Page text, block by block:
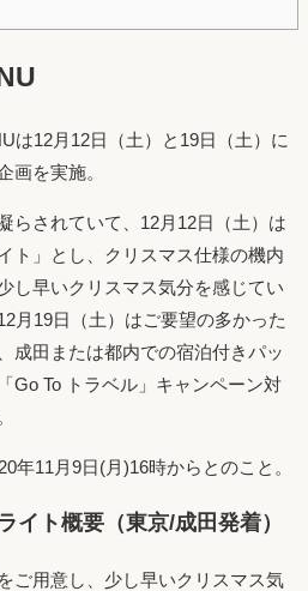
は12月12日（土）と19日（土）に
画を実施。
らされていて、12月12日（土）は
ト」とし、クリスマス仕様の機内
し早いクリスマス気分を感じてい
月19日（土）はご要望の多かった
成田または都内での宿泊付きパッ
Go To トラベル」キャンペーン対
年11月9日(月)16時からとのこと。
イト概要（東京/成田発着）
ご用意し、少し早いクリスマス気